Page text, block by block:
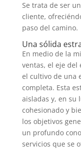
Se trata de ser
cliente,
paso del camino.
Una sólida
En medio de la
ventas, el eje del
el cultivo de una
completa. Esta
aisladas y, en su
cohesionado y
los objetivos
un profundo
servicios que se